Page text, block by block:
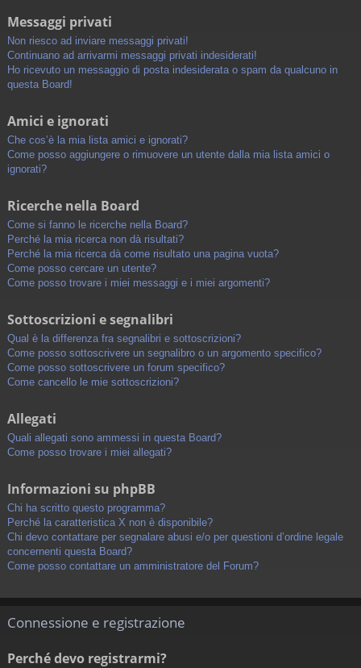
Messaggi privati
Non riesco ad inviare messaggi privati!
Continuano ad arrivarmi messaggi privati indesiderati!
Ho ricevuto un messaggio di posta indesiderata o spam da qualcuno in
questa Board!
Amici e ignorati
Che cos’è la mia lista amici e ignorati?
Come posso aggiungere o rimuovere un utente dalla mia lista amici o
ignorati?
Ricerche nella Board
Come si fanno le ricerche nella Board?
Perché la mia ricerca non dà risultati?
Perché la mia ricerca dà come risultato una pagina vuota?
Come posso cercare un utente?
Come posso trovare i miei messaggi e i miei argomenti?
Sottoscrizioni e segnalibri
Qual è la differenza fra segnalibri e sottoscrizioni?
Come posso sottoscrivere un segnalibro o un argomento specifico?
Come posso sottoscrivere un forum specifico?
Come cancello le mie sottoscrizioni?
Allegati
Quali allegati sono ammessi in questa Board?
Come posso trovare i miei allegati?
Informazioni su phpBB
Chi ha scritto questo programma?
Perché la caratteristica X non è disponibile?
Chi devo contattare per segnalare abusi e/o per questioni d’ordine legale
concernenti questa Board?
Come posso contattare un amministratore del Forum?
Connessione e registrazione
Perché devo registrarmi?